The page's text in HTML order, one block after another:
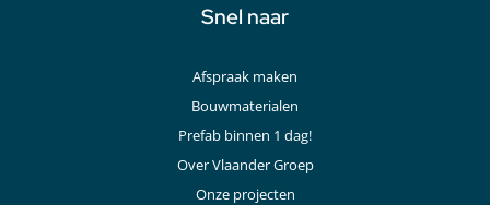
Snel naar
Afspraak maken
Bouwmaterialen
Prefab binnen 1 dag!
Over Vlaander Groep
Onze projecten